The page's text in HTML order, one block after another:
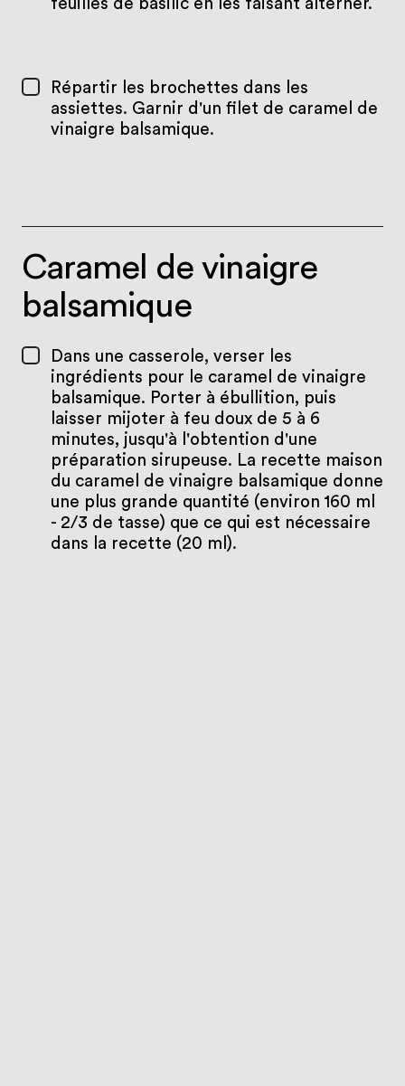
feuilles de basilic en les faisant alterner.
Répartir les brochettes dans les
assiettes. Garnir d'un filet de caramel de
vinaigre balsamique.
Caramel de vinaigre
balsamique
Dans une casserole, verser les
ingrédients pour le caramel de vinaigre
balsamique. Porter à ébullition, puis
laisser mijoter à feu doux de 5 à 6
minutes, jusqu'à l'obtention d'une
préparation sirupeuse. La recette maison
du caramel de vinaigre balsamique donne
une plus grande quantité (environ 160 ml
- 2/3 de tasse) que ce qui est nécessaire
dans la recette (20 ml).